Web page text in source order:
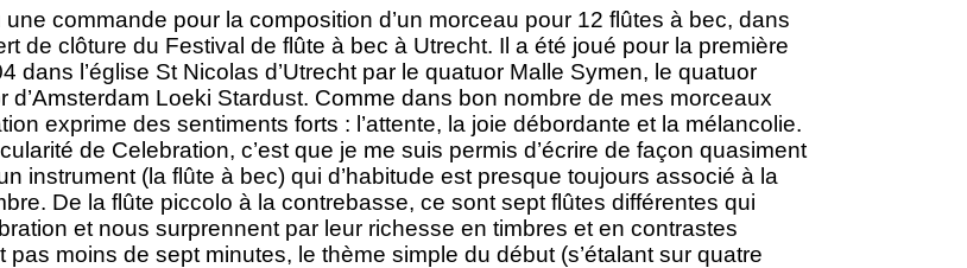
une commande pour la composition d’un morceau pour 12 flûtes à bec, dans
de clôture du Festival de flûte à bec à Utrecht. Il a été joué pour la première
dans l’église St Nicolas d’Utrecht par le quatuor Malle Symen, le quatuor
d’Amsterdam Loeki Stardust. Comme dans bon nombre de mes morceaux
exprime des sentiments forts : l’attente, la joie débordante et la mélancolie.
de Celebration, c’est que je me suis permis d’écrire de façon quasiment
instrument (la flûte à bec) qui d’habitude est presque toujours associé à la
De la flûte piccolo à la contrebasse, ce sont sept flûtes différentes qui
et nous surprennent par leur richesse en timbres et en contrastes
pas moins de sept minutes, le thème simple du début (s’étalant sur quatre